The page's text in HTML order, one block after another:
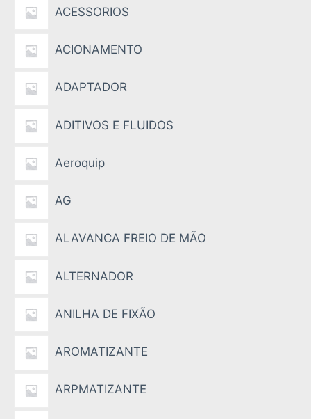
ACESSORIOS
ACIONAMENTO
ADAPTADOR
ADITIVOS E FLUIDOS
Aeroquip
AG
ALAVANCA FREIO DE MÃO
ALTERNADOR
ANILHA DE FIXÃO
AROMATIZANTE
ARPMATIZANTE